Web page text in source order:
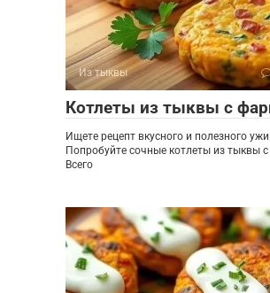
Из тыквы
Котлеты из тыквы с
Ищете рецепт вкусного и полезного
Попробуйте сочные котлеты из тыквы
Всего